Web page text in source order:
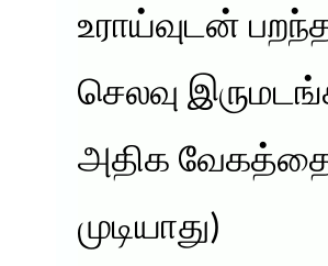
உராய்வுடன்
செலவு
அதிக வேகத்தை
முடியாது)